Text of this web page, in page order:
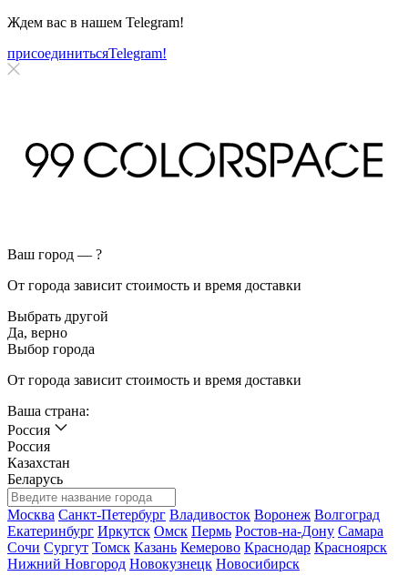
Ждем вас в нашем Telegram!
присоединитьсяTelegram!
Ваш город — ?
От города зависит стоимость и время доставки
Выбрать другой
Да, верно
Выбор города
От города зависит стоимость и время доставки
Ваша страна:
Россия
Россия
Казахстан
Беларусь
Москва Санкт-Петербург Владивосток Воронеж Волгоград
Екатеринбург Иркутск Омск Пермь Ростов-на-Дону Самара
Сочи Сургут Томск Казань Кемерово Краснодар Красноярск
Нижний Новгород Новокузнецк Новосибирск